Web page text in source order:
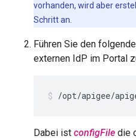
vorhanden, wird aber
Schritt an.
Führen Sie den
externen IdP im Portal
/opt/apigee/
Dabei ist configFile die